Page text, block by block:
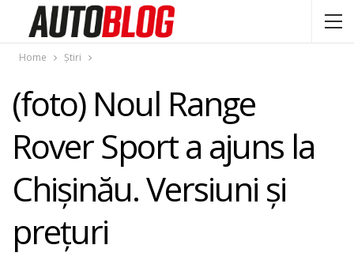
Home Știri
(foto) Noul Range
Rover Sport a ajuns la
Chişinău. Versiuni şi
preţuri